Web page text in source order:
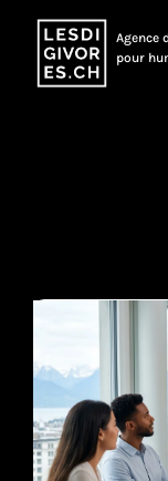
Agence
pour